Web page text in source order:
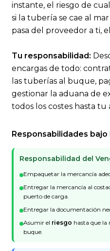
instante, el riesgo de
si la tubería se cae al
pasa del proveedor a ti,
Tu responsabilidad:
encargas de todo:
las tuberías al buque,
gestionar la aduana de
todos los costes hasta tu
Responsabilidades
Responsabilidad del
Empaquetar la mercancía
Entregar la mercancía al
puerto de carga.
Entregar la documentación
Asumir el riesgo hasta que la
buque.